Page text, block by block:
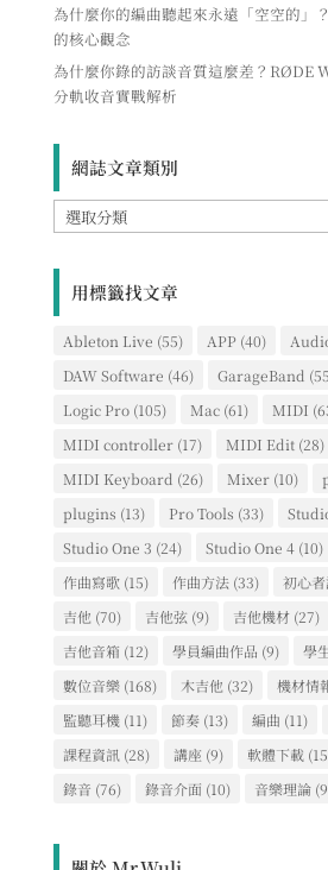
為什麼你的編曲聽起來永遠「空空的」
的核心觀念
為什麼你錄的訪談音質這麼差？RØDE
分軌收音實戰解析
網誌文章類別
網
誌
類
別
用標籤找文章
Ableton Live (55) APP(40)
DAW Software (46) GarageBand
Logic Pro(105) Mac(61) MIDI
MIDI controller(17) MIDI Edit(28)
MIDI Keyboard (26) Mixer(10)
plugins (13) Pro Tools (33)
Studio One 3 (24) Studio One 4(10)
作曲寫歌(15) 作曲方法(33) 初心
吉他 (70) 吉他弦(9) 吉他機材(27)
吉他音箱 (12) 學員編曲作品 (9) 學
數位音樂(168) 木吉他 (32) 機材情
監聽耳機(11) 節奏(13) 編曲 (11)
課程資訊(28) 講座 (9) 軟體下載
錄音 (76) 錄音介面 (10) 音樂理論